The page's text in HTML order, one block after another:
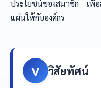
ประโยชน์ของสมาชิก เพื่อ
แผ่นให้กับองค์กร
V วิสัยทัศน์